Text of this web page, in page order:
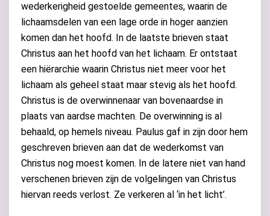
wederkerigheid gestoelde gemeentes, waarin de
lichaamsdelen van een lage orde in hoger aanzien
komen dan het hoofd. In de laatste brieven staat
Christus aan het hoofd van het lichaam. Er ontstaat
een hiërarchie waarin Christus niet meer voor het
lichaam als geheel staat maar stevig als het hoofd.
Christus is de overwinnenaar van bovenaardse in
plaats van aardse machten. De overwinning is al
behaald, op hemels niveau. Paulus gaf in zijn door hem
geschreven brieven aan dat de wederkomst van
Christus nog moest komen. In de latere niet van hand
verschenen brieven zijn de volgelingen van Christus
hiervan reeds verlost. Ze verkeren al ‘in het licht’.